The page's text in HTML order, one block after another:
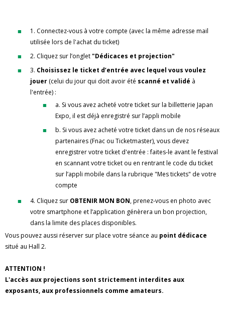
1. Connectez-vous à votre compte (avec la même adresse mail
utilisée lors de l'achat du ticket)
2. Cliquez sur l’onglet"Dédicaces et projection"
3. Choisissez le ticket d’entrée avec lequel vous voulez
jouer (celui du jour qui doit avoir été scanné et validé à
l'entrée) :
a. Si vous avez acheté votre ticket sur la billetterie Japan
Expo, il est déjà enregistré sur l’appli mobile
b. Si vous avez acheté votre ticket dans un de nos réseaux
partenaires (Fnac ou Ticketmaster), vous devez
enregistrer votre ticket d'entrée : faites-le avant le festival
en scannant votre ticket ou en rentrant le code du ticket
sur l’appli mobile dans la rubrique "Mes tickets" de votre
compte
4. Cliquez sur OBTENIR MON BON, prenez-vous en photo avec
votre smartphone et l’application génèrera un bon projection,
dans la limite des places disponibles.
Vous pouvez aussi réserver sur place votre séance au point dédicace
situé au Hall 2.
ATTENTION !
L'accès aux projections sont strictement interdites aux
exposants, aux professionnels comme amateurs.